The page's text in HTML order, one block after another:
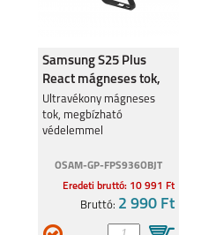
SAMSUNG GALAXY
S23
A04S
Samsung S25 Plus
React mágneses tok,
Fekete
Ultravékony mágneses
tok, megbízható
védelemmel
OSAM-GP-FPS936OBJT
Eredeti bruttó: 10 991 Ft
Bruttó: 2 990 Ft